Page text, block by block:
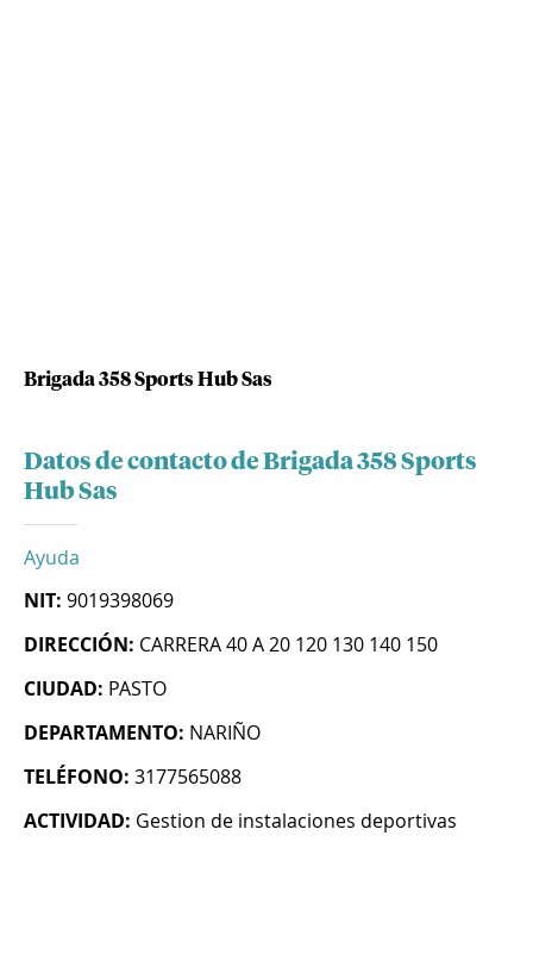
Brigada 358 Sports Hub Sas
Datos de contacto de Brigada 358 Sports
Hub Sas
Ayuda
NIT: 9019398069
DIRECCIÓN: CARRERA 40 A 20 120 130 140 150
CIUDAD: PASTO
DEPARTAMENTO: NARIÑO
TELÉFONO: 3177565088
ACTIVIDAD: Gestion de instalaciones deportivas